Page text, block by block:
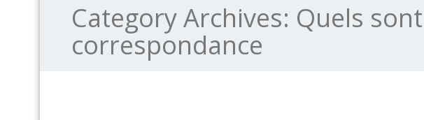
Category Archives: Quels
correspondance